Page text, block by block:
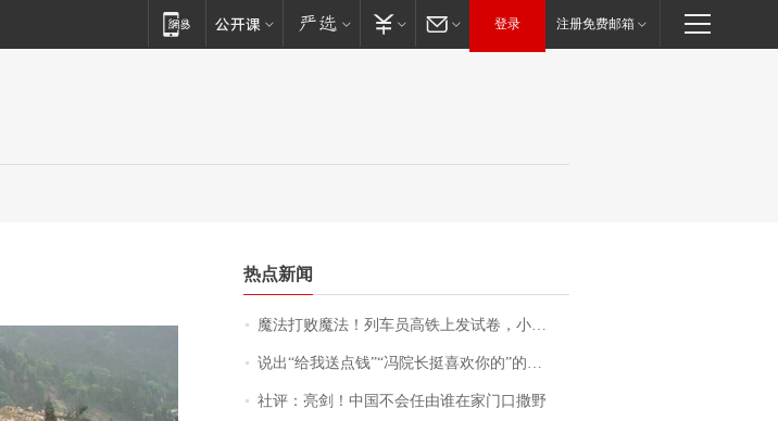
登录 注册免费邮箱
热点新闻
魔法打败魔法！列车员高铁上发试卷，小朋友一秒静音，12306回应：列车员个人行为，不是铁路规定
说出“给我送点钱”“冯院长挺喜欢你的”的执行局局长被停职，被骚扰的当事人还有问题待解决
社评：亮剑！中国不会任由谁在家门口撒野